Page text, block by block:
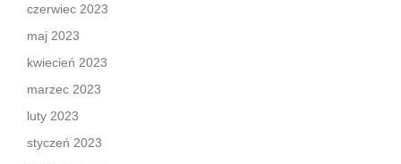
czerwiec 2023
maj 2023
kwiecień 2023
marzec 2023
luty 2023
styczeń 2023